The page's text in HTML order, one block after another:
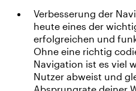
Verbesserung der
heute eines der
erfolgreichen und
Ohne eine richtig
Navigation ist es viel
Nutzer abweist und